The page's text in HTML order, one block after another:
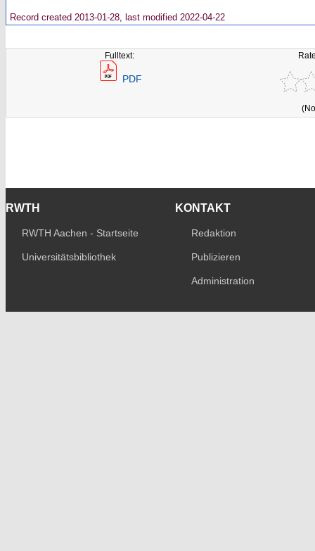
Record created 2013-01-28, last modified 2022-04-22
Fulltext:
PDF
RWTH
RWTH Aachen - Startseite
Universitätsbibliothek
KONTAKT
Redaktion
Publizieren
Administration